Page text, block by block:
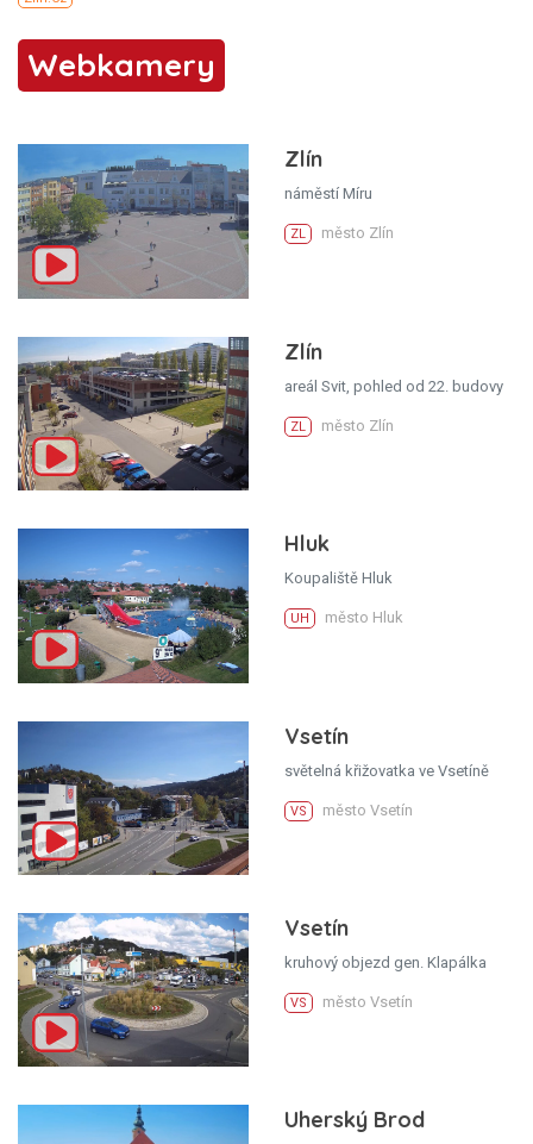
Webkamery
Zlín
náměstí Míru
ZL město Zlín
Zlín
areál Svit, pohled od 22. budovy
ZL město Zlín
Hluk
Koupaliště Hluk
UH město Hluk
Vsetín
světelná křižovatka ve Vsetíně
VS město Vsetín
Vsetín
kruhový objezd gen. Klapálka
VS město Vsetín
Uherský Brod